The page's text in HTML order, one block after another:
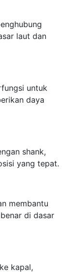
laut dan
untuk
daya
shank,
yang tepat.
membantu
di dasar
kapal,